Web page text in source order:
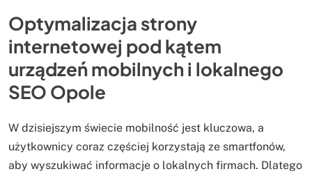
Optymalizacja strony
internetowej pod kątem
urządzeń mobilnych i lokalnego
SEO Opole
W dzisiejszym świecie mobilność jest kluczowa, a
użytkownicy coraz częściej korzystają ze smartfonów,
aby wyszukiwać informacje o lokalnych firmach. Dlatego